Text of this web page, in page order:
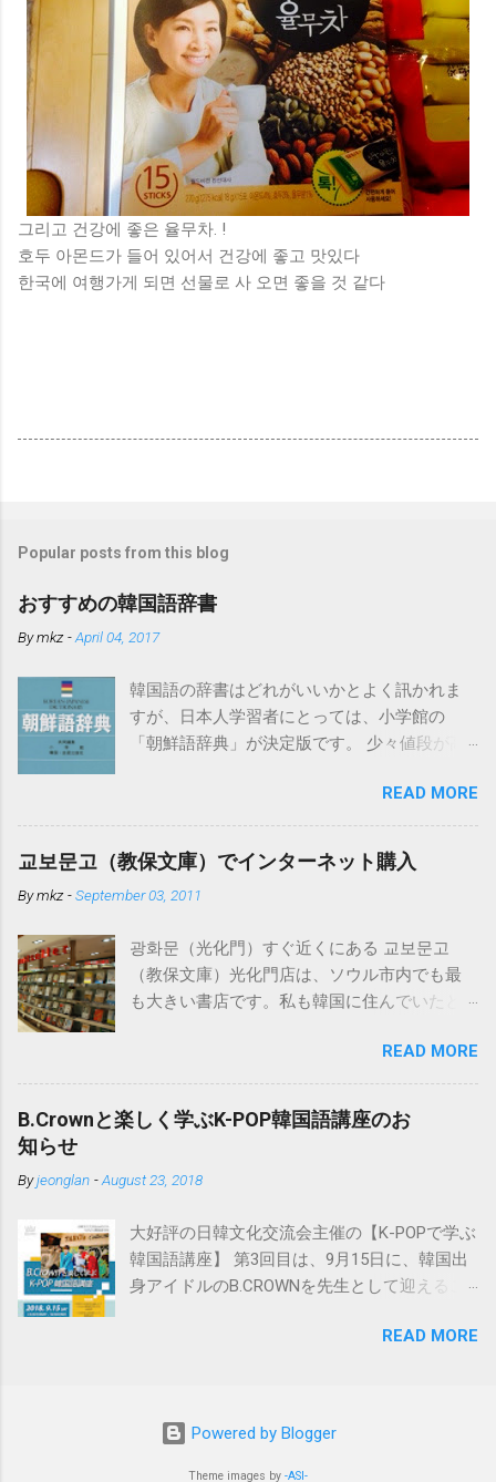
그리고 건강에 좋은 율무차. !
호두 아몬드가 들어 있어서 건강에 좋고 맛있다
한국에 여행가게 되면 선물로 사 오면 좋을 것 같다
Popular posts from this blog
おすすめの韓国語辞書
Bymkz -April 04, 2017
韓国語の辞書はどれがいいかとよく訊かれま
すが、日本人学習者にとっては、小学館の
「朝鮮語辞典」が決定版です。 少々値段が高
みになぜ「朝鮮語」となっているかという
と、発売時点では日本の教育界で「朝鮮語」
とするのが慣例だったからだそうです。もち
ろん現在の韓国で使われている言葉を中心に
詳しく扱われています。 電子辞書でこの「朝
ています。 必要以上の高機能・辞書数でこち
らも値段が高めですが、下記の「日韓辞典」
も入っているのでおすすめです。 日韓辞典の
「朝鮮語辞典」とセットになる日韓辞典で
す。朝鮮語辞典と同じく実に詳しく解説され
ています。 ※iPhone用アプリも出ました。
READ MORE
교보문고（教保文庫）でインターネット購入
Bymkz -September 03, 2011
광화문（光化門）すぐ近くにある 교보문고
（教保文庫）光化門店は、ソウル市内でも最
も大きい書店です。私も韓国に住んでいたと
この교보문고のインターネットサイト
http://www.kyobobook.co.kr/ で注文可能で、日
本にも送付してくれます。 以下はその方法で
すが、ブラウザは基本的にInternet Explorerを
は通常Internet Explorerを使用していると思い
Internet Explorerを使用しないと正しく動作し
ない場合が多いです。 ①まずは会員加入で
す。 サイト画面最上部の“회원가입（会員加
の同時加入になりますがよろしいですか、と
す。 “가입계속하기（加入手続継続）”をクリッ
READ MORE
B.Crownと楽しく学ぶK-POP韓国語講座のお
知らせ
Byjeonglan -August 23, 2018
大好評の日韓文化交流会主催の【K-POPで学ぶ
韓国語講座】 第3回目は、9月15日に、韓国出
身アイドルのB.CROWNを先生として迎えるこ
ろんのこと、ずば抜けた日本語の実力で、ス
京ではすでに大人気です!! そんな彼らと近くで
交流しながら韓国語を学べるこの韓国語講座
に参加ご希望の方は、8/31までに参加申請を
READ MORE
Powered by Blogger
Theme images by -ASI-